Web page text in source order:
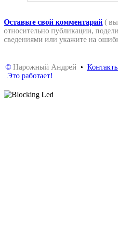
Оставьте свой комментарий (
относительно публикации,
сведениями или укажите на
© Нарожный Андрей •
Это работает!